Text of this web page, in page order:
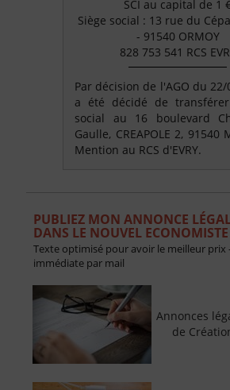
SCI au capital de 1
Siège social : 13 rue du
- 91540 ORMOY
828 753 541 RCS
Par décision de l'AGO du 22/
a été décidé de
social au 16 boulevard
Gaulle, CREAPOLE 2, 91540
Mention au RCS d'EVRY.
PUBLIEZ MON ANNONCE
DANS LE NOUVEL ECONOMISTE
Texte optimisé pour avoir le meilleur prix
immédiate par mail
Annonces
de